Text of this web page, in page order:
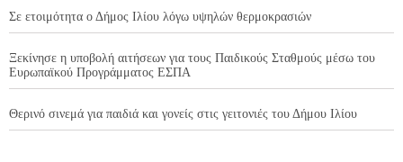
Σε ετοιμότητα ο Δήμος Ιλίου λόγω υψηλών θερμοκρασιών
Ξεκίνησε η υποβολή αιτήσεων για τους Παιδικούς Σταθμούς μέσω του
Ευρωπαϊκού Προγράμματος ΕΣΠΑ
Θερινό σινεμά για παιδιά και γονείς στις γειτονιές του Δήμου Ιλίου